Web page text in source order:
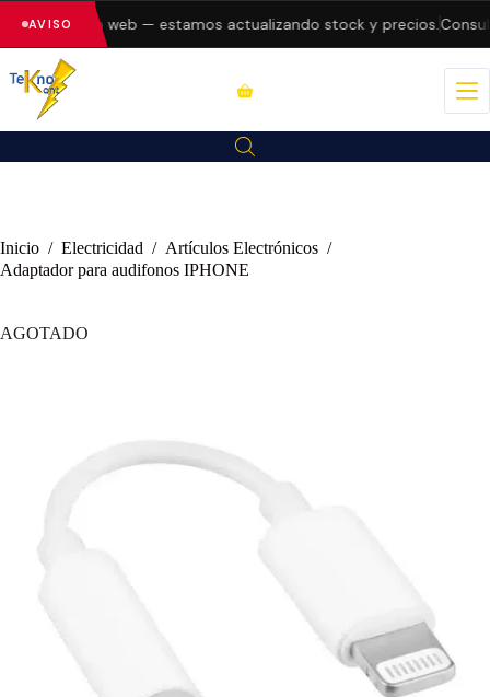
AVISO
errores en la web — estamos actualizando stock y precios.
Inicio / Electricidad / Artículos Electrónicos /
Adaptador para audifonos IPHONE
AGOTADO